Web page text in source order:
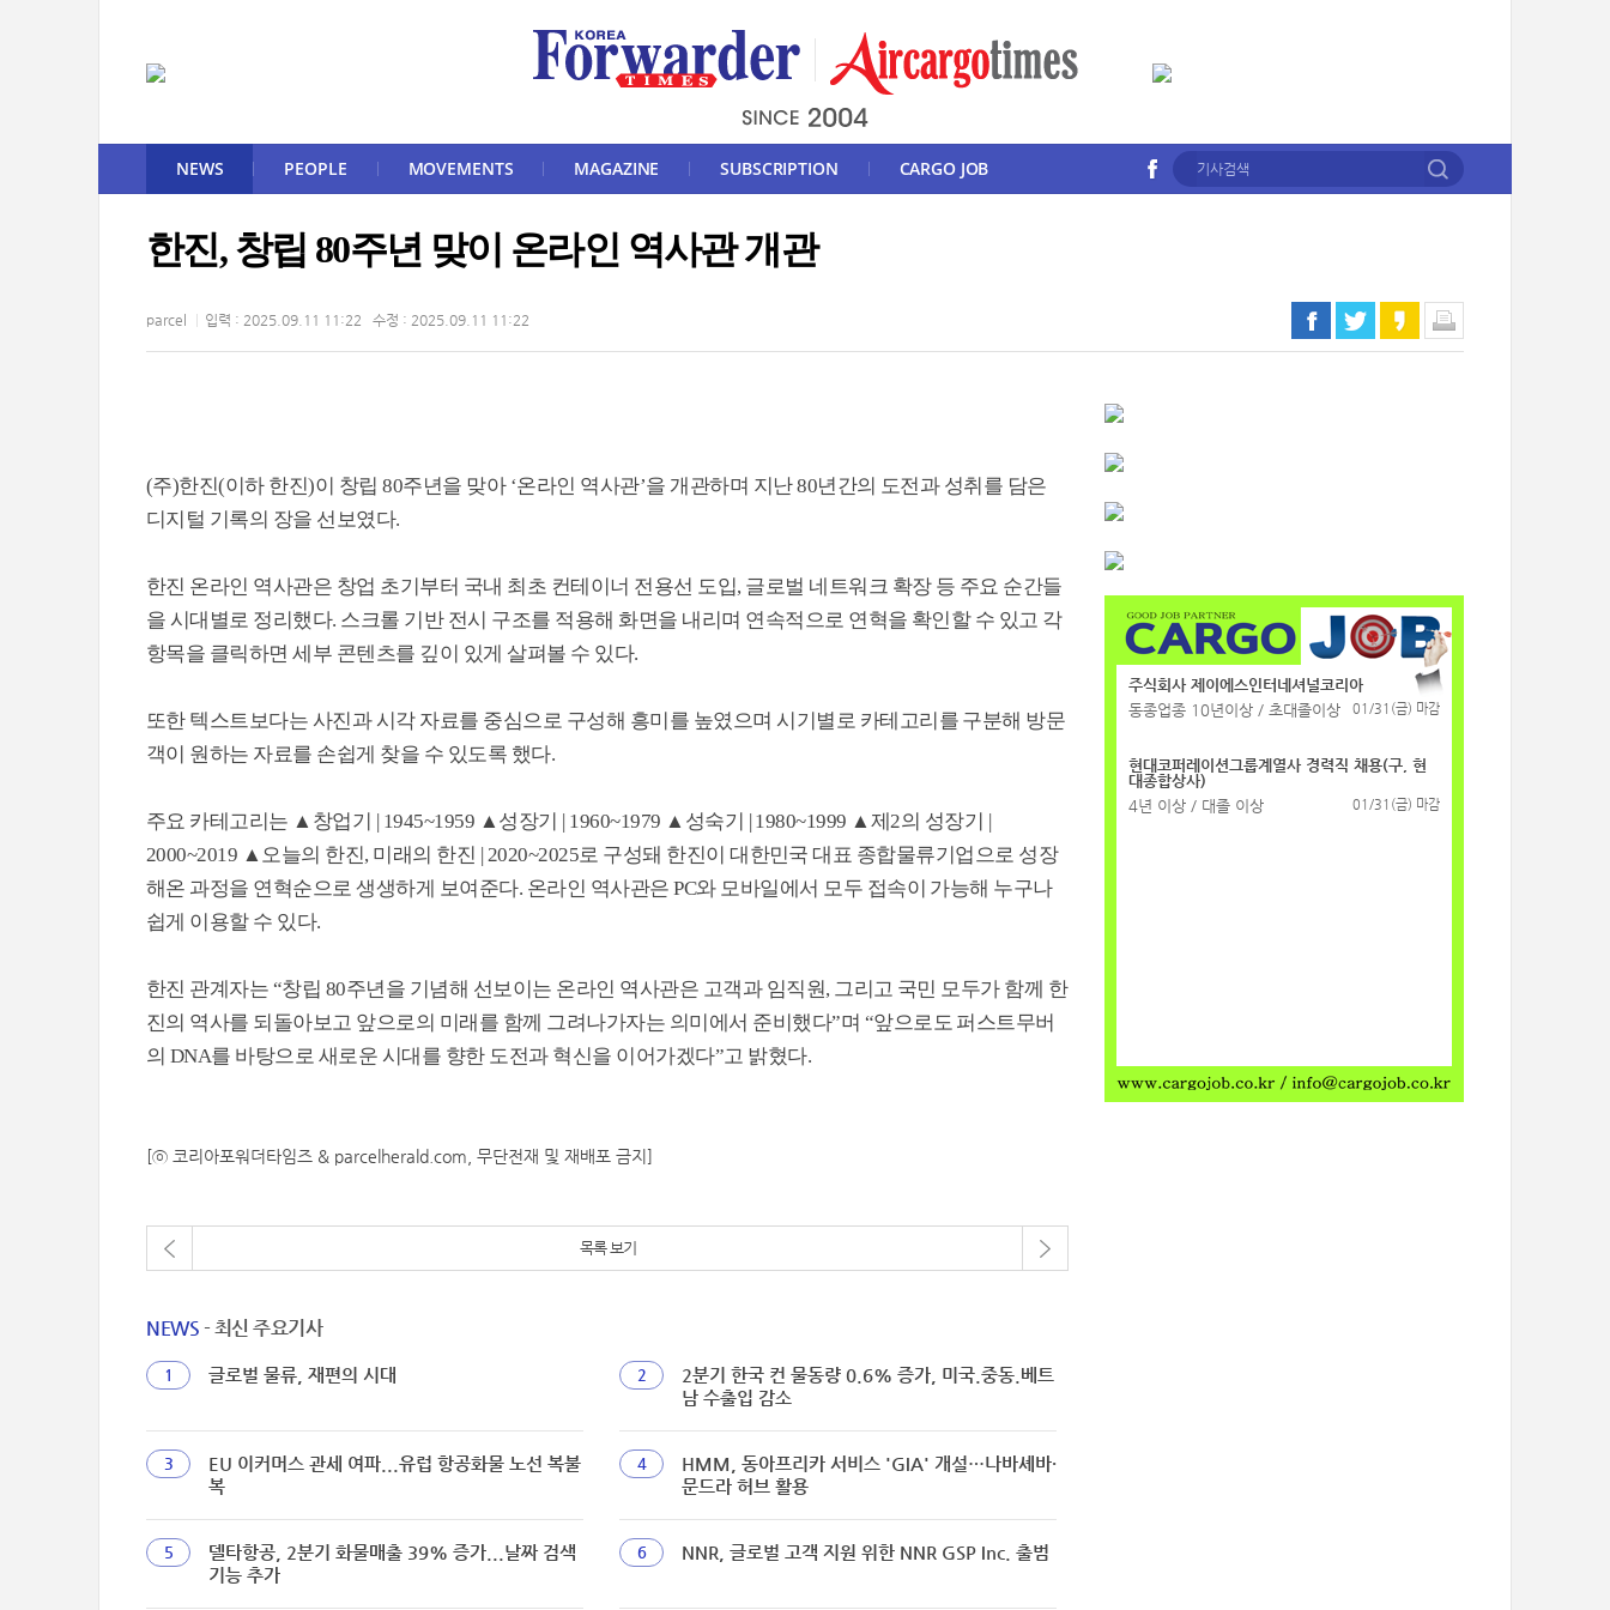
NEWS PEOPLE MOVEMENTS MAGAZINE SUBSCRIPTION CARGO JOB
한진, 창립 80주년 맞이 온라인 역사관 개관
parcel 입력 : 2025.09.11 11:22 수정 : 2025.09.11 11:22
(주)한진(이하 한진)이 창립 80주년을 맞아 ‘온라인 역사관’을 개관하며 지난 80년간의 도전과 성취를 담은
디지털 기록의 장을 선보였다.
한진 온라인 역사관은 창업 초기부터 국내 최초 컨테이너 전용선 도입, 글로벌 네트워크 확장 등 주요 순간들
을 시대별로 정리했다. 스크롤 기반 전시 구조를 적용해 화면을 내리며 연속적으로 연혁을 확인할 수 있고 각
항목을 클릭하면 세부 콘텐츠를 깊이 있게 살펴볼 수 있다.
또한 텍스트보다는 사진과 시각 자료를 중심으로 구성해 흥미를 높였으며 시기별로 카테고리를 구분해 방문
객이 원하는 자료를 손쉽게 찾을 수 있도록 했다.
주요 카테고리는 ▲창업기 | 1945~1959 ▲성장기 | 1960~1979 ▲성숙기 | 1980~1999 ▲제2의 성장기 |
2000~2019 ▲오늘의 한진, 미래의 한진 | 2020~2025로 구성돼 한진이 대한민국 대표 종합물류기업으로 성장
해온 과정을 연혁순으로 생생하게 보여준다. 온라인 역사관은 PC와 모바일에서 모두 접속이 가능해 누구나
쉽게 이용할 수 있다.
한진 관계자는 “창립 80주년을 기념해 선보이는 온라인 역사관은 고객과 임직원, 그리고 국민 모두가 함께 한
진의 역사를 되돌아보고 앞으로의 미래를 함께 그려나가자는 의미에서 준비했다”며 “앞으로도 퍼스트무버
의 DNA를 바탕으로 새로운 시대를 향한 도전과 혁신을 이어가겠다”고 밝혔다.
[ⓒ 코리아포워더타임즈 & parcelherald.com, 무단전재 및 재배포 금지]
목록 보기
NEWS - 최신 주요기사
1 글로벌 물류, 재편의 시대 2
2분기 한국 컨 물동량 0.6% 증가, 미국.중동.베트
남 수출입 감소
3
EU 이커머스 관세 여파...유럽 항공화물 노선 복불
복
4
HMM, 동아프리카 서비스 'GIA' 개설…나바셰바·
문드라 허브 활용
5
델타항공, 2분기 화물매출 39% 증가...날짜 검색
기능 추가
6 NNR, 글로벌 고객 지원 위한 NNR GSP Inc. 출범
주식회사 제이에스인터네셔널코리아
동종업종 10년이상 / 초대졸이상
01/31(금) 마감
현대코퍼레이션그룹계열사 경력직 채용(구, 현
대종합상사)
4년 이상 / 대졸 이상
01/31(금) 마감